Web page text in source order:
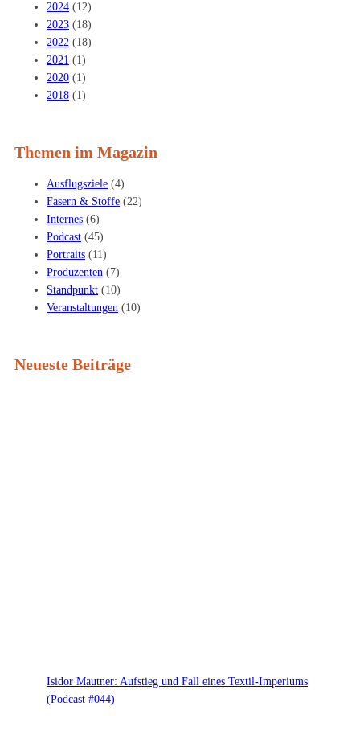
2024 (12)
2023 (18)
2022 (18)
2021 (1)
2020 (1)
2018 (1)
Themen im Magazin
Ausflugsziele (4)
Fasern & Stoffe (22)
Internes (6)
Podcast (45)
Portraits (11)
Produzenten (7)
Standpunkt (10)
Veranstaltungen (10)
Neueste Beiträge
Isidor Mautner: Aufstieg und Fall eines Textil-Imperiums
(Podcast #044)